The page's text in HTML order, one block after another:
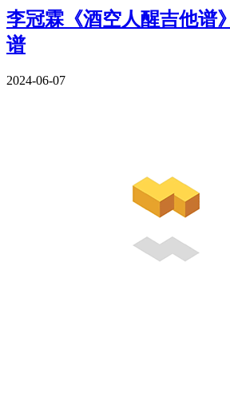
李冠霖《酒空人醒吉他谱
谱
2024-06-07